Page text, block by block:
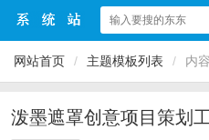
网站首页 / 主题模板列表 / 内容
泼墨遮罩创意项目策划